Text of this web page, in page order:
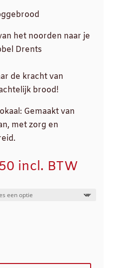
het noorden naar je
Drents
de kracht van
brood!
Gemaakt van
met zorg en
Prijsklasse:
tot
incl. BTW